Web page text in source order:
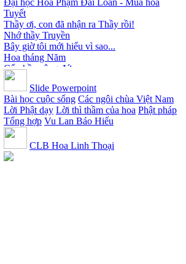
Tuyết
Thầy ơi, con đã nhận ra Thầy rồi!
Nhớ thầy Truyền
Bây giờ tôi mới hiểu vì sao...
Hoa tháng Năm
Cổ phần công đức
Tôi mắc nợ ông Sáu
Đi tìm vũ khúc mùa hè
Mơ màng Phật dạy....
Lời thú tội của chị gái nhỏ nhen
Slide Powerpoint
Bài học cuộc sống Các ngôi chùa Việt Nam
Lời Phật dạy Lời thì thầm của hoa Phật pháp
Tổng hợp Vu Lan Báo Hiếu
CLB Hoa Linh Thoại